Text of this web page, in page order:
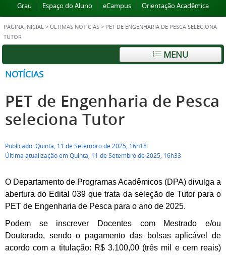
Grau
Espaço do Aluno eCampus Orientação Acadêmica
PÁGINA INICIAL > ÚLTIMAS NOTÍCIAS > PET DE ENGENHARIA DE PESCA SELECIONA
TUTOR
MENU
NOTÍCIAS
PET de Engenharia de Pesca
seleciona Tutor
Publicado: Quinta, 11 de Setembro de 2025, 16h18
Última atualização em Quinta, 11 de Setembro de 2025, 16h33
O Departamento de Programas Acadêmicos (DPA) divulga a
abertura do Edital 039 que trata da seleção de Tutor para o
PET de Engenharia de Pesca para o ano de 2025.
Podem se inscrever Docentes com Mestrado e/ou
Doutorado, sendo o pagamento das bolsas aplicável de
acordo com a titulação: R$ 3.100,00 (três mil e cem reais)